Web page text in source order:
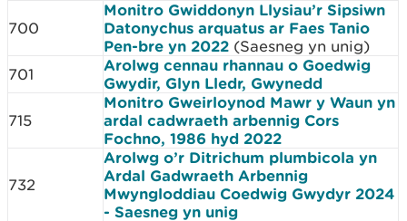
700
Monitro Gwiddonyn Llysiau’r Sipsiwn
Datonychus arquatus ar Faes Tanio
Pen-bre yn 2022 (Saesneg yn unig)
701
Arolwg cennau rhannau o Goedwig
Gwydir, Glyn Lledr, Gwynedd
715
Monitro Gweirloynod Mawr y Waun yn
ardal cadwraeth arbennig Cors
Fochno, 1986 hyd 2022
732
Arolwg o’r Ditrichum plumbicola yn
Ardal Gadwraeth Arbennig
Mwyngloddiau Coedwig Gwydyr 2024
- Saesneg yn unig